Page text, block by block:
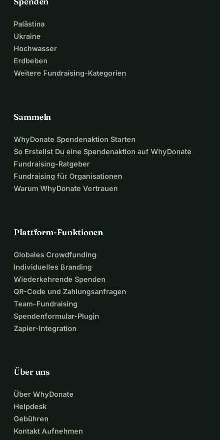
Palästina
Ukraine
Hochwasser
Erdbeben
Weitere Fundraising-Kategorien
Sammeln
WhyDonate Spendenaktion Starten
So Erstellst Du eine Spendenaktion auf WhyDonate
Fundraising-Ratgeber
Fundraising für Organisationen
Warum WhyDonate Vertrauen
Plattform-Funktionen
Globales Crowdfunding
Individuelles Branding
Wiederkehrende Spenden
QR-Code und Zahlungsanfragen
Team-Fundraising
Spendenformular-Plugin
Zapier-Integration
Über uns
Über WhyDonate
Helpdesk
Gebühren
Kontakt Aufnehmen